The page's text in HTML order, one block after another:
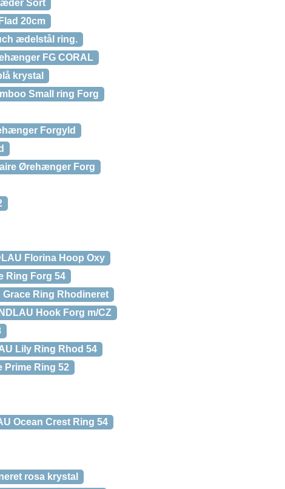
Sort
20cm
ædelstål ring.
FG CORAL
krystal
Small ring Forg
Forgyld
Ørehænger Forg
Florina Hoop Oxy
Ring Forg 54
Grace Ring Rhodineret
Hook Forg m/CZ
Lily Ring Rhod 54
Prime Ring 52
Ocean Crest Ring 54
rosa krystal